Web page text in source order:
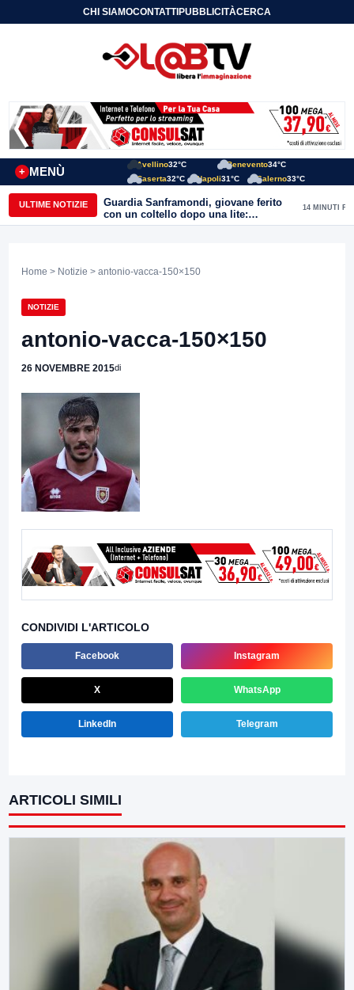
CHI SIAMOCONTATTIPUBBLICITÀCERCA
MENÙ
+
Avellino32°C Benevento34°C
Caserta32°C Napoli31°C Salerno33°C
ULTIME NOTIZIE
Guardia Sanframondi, giovane ferito
con un coltello dopo una lite:
individuato il presunto autore
14 MINUTI FA
Home > Notizie > antonio-vacca-150×150
NOTIZIE
antonio-vacca-150×150
26 NOVEMBRE 2015di
CONDIVIDI L'ARTICOLO
Facebook Instagram
X WhatsApp
LinkedIn Telegram
ARTICOLI SIMILI